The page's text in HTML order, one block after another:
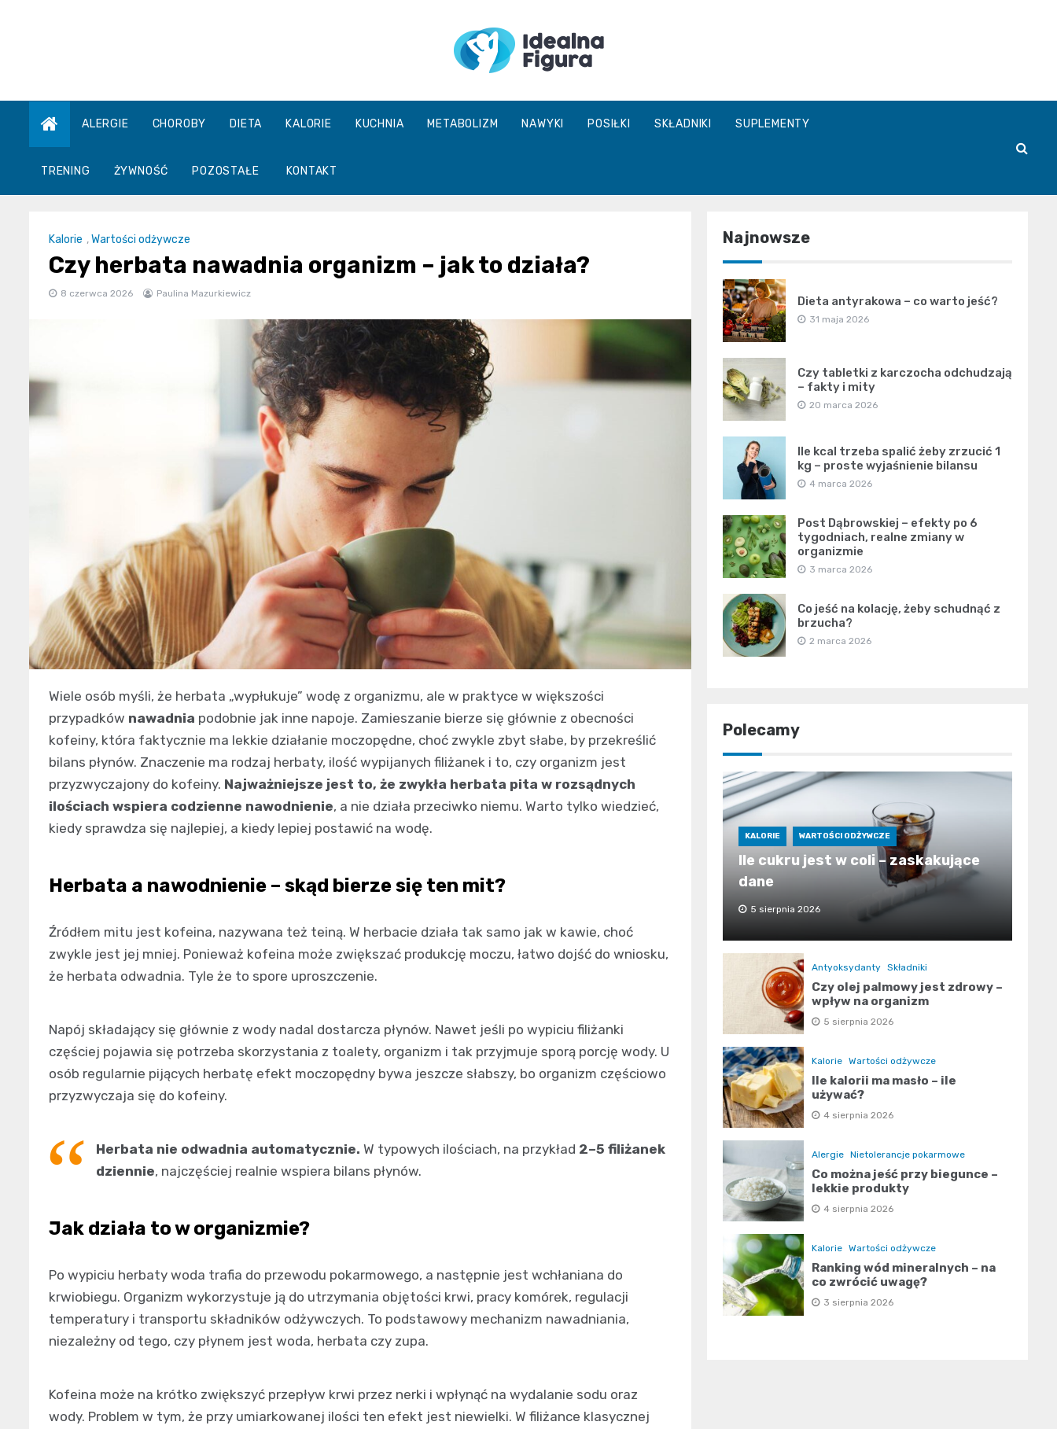
IdealnaFigura.pl
ALERGIE CHOROBY DIETA KALORIE KUCHNIA METABOLIZM NAWYKI POSIŁKI SKŁADNIKI SUPLEMENTY
TRENING ŻYWNOŚĆ POZOSTAŁE KONTAKT
Kalorie ,Wartości odżywcze
Czy herbata nawadnia organizm – jak to działa?
8 czerwca 2026 Paulina Mazurkiewicz
Wiele osób myśli, że herbata „wypłukuje” wodę z organizmu, ale w praktyce w większości
przypadków nawadnia podobnie jak inne napoje. Zamieszanie bierze się głównie z obecności
kofeiny, która faktycznie ma lekkie działanie moczopędne, choć zwykle zbyt słabe, by przekreślić
bilans płynów. Znaczenie ma rodzaj herbaty, ilość wypijanych filiżanek i to, czy organizm jest
przyzwyczajony do kofeiny. Najważniejsze jest to, że zwykła herbata pita w rozsądnych
ilościach wspiera codzienne nawodnienie, a nie działa przeciwko niemu. Warto tylko wiedzieć,
kiedy sprawdza się najlepiej, a kiedy lepiej postawić na wodę.
Herbata a nawodnienie – skąd bierze się ten mit?
Źródłem mitu jest kofeina, nazywana też teiną. W herbacie działa tak samo jak w kawie, choć
zwykle jest jej mniej. Ponieważ kofeina może zwiększać produkcję moczu, łatwo dojść do wniosku,
że herbata odwadnia. Tyle że to spore uproszczenie.
Napój składający się głównie z wody nadal dostarcza płynów. Nawet jeśli po wypiciu filiżanki
częściej pojawia się potrzeba skorzystania z toalety, organizm i tak przyjmuje sporą porcję wody. U
osób regularnie pijących herbatę efekt moczopędny bywa jeszcze słabszy, bo organizm częściowo
przyzwyczaja się do kofeiny.
Herbata nie odwadnia automatycznie. W typowych ilościach, na przykład 2–5 filiżanek
dziennie, najczęściej realnie wspiera bilans płynów.
Jak działa to w organizmie?
Po wypiciu herbaty woda trafia do przewodu pokarmowego, a następnie jest wchłaniana do
krwiobiegu. Organizm wykorzystuje ją do utrzymania objętości krwi, pracy komórek, regulacji
temperatury i transportu składników odżywczych. To podstawowy mechanizm nawadniania,
niezależny od tego, czy płynem jest woda, herbata czy zupa.
Kofeina może na krótko zwiększyć przepływ krwi przez nerki i wpłynąć na wydalanie sodu oraz
wody. Problem w tym, że przy umiarkowanej ilości ten efekt jest niewielki. W filiżance klasycznej
Najnowsze
Dieta antyrakowa – co warto jeść?
31 maja 2026
Czy tabletki z karczocha odchudzają
– fakty i mity
20 marca 2026
Ile kcal trzeba spalić żeby zrzucić 1
kg – proste wyjaśnienie bilansu
4 marca 2026
Post Dąbrowskiej – efekty po 6
tygodniach, realne zmiany w
organizmie
3 marca 2026
Co jeść na kolację, żeby schudnąć z
brzucha?
2 marca 2026
Polecamy
KALORIE WARTOŚCI ODŻYWCZE
Ile cukru jest w coli – zaskakujące
dane
5 sierpnia 2026
Antyoksydanty Składniki
Czy olej palmowy jest zdrowy –
wpływ na organizm
5 sierpnia 2026
Kalorie Wartości odżywcze
Ile kalorii ma masło – ile
używać?
4 sierpnia 2026
Alergie Nietolerancje pokarmowe
Co można jeść przy biegunce –
lekkie produkty
4 sierpnia 2026
Kalorie Wartości odżywcze
Ranking wód mineralnych – na
co zwrócić uwagę?
3 sierpnia 2026